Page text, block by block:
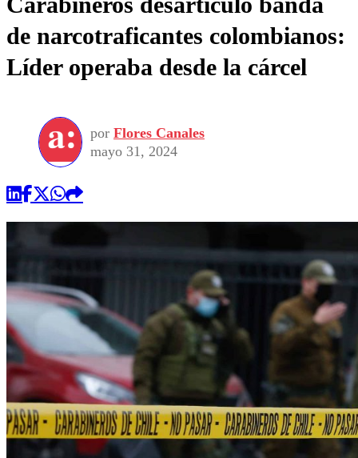
de narcotraficantes colombianos:
Líder operaba desde la cárcel
por Flores Canales
mayo 31, 2024